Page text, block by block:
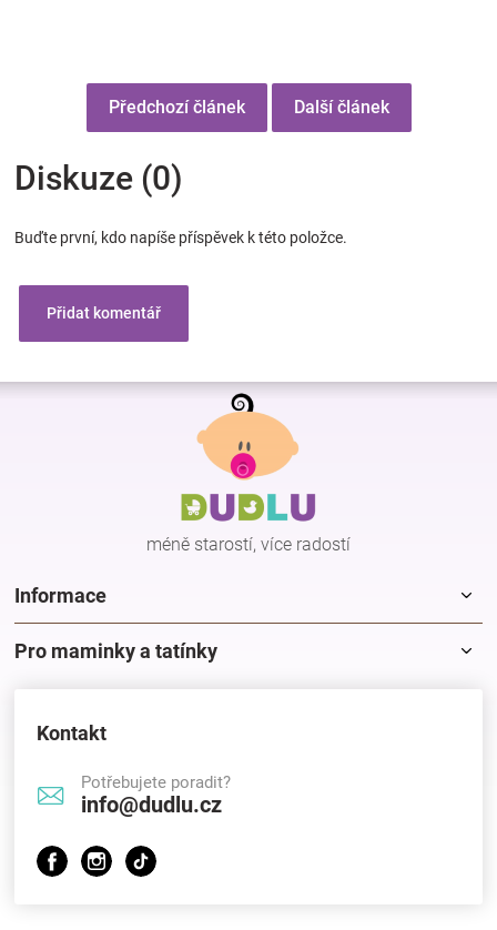
Předchozí článek Další článek
Diskuze (0)
Buďte první, kdo napíše příspěvek k této položce.
Přidat komentář
Z
méně starostí, více radostí
Informace
Pro maminky a tatínky
Kontakt
Potřebujete poradit?
info@dudlu.cz